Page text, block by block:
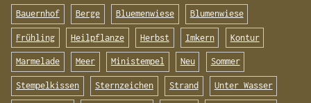
Bauernhof Berge Bluemenwiese Blumenwiese
Frühling Heilpflanze Herbst Imkern Kontur
Marmelade Meer Ministempel Neu Sommer
Stempelkissen Sternzeichen Strand Unter Wasser